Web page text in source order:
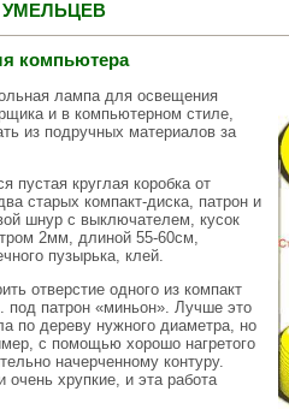
УМЕЛЬЦЕВ
компьютера
лампа для освещения
и в компьютерном стиле,
из подручных материалов за
пустая круглая коробка от
старых компакт-диска, патрон и
шнур с выключателем, кусок
2мм, длиной 55-60см,
пузырька, клей.
отверстие одного из компакт
под патрон «миньон». Лучше это
по дереву нужного диаметра, но
с помощью хорошо нагретого
начерченному контуру.
очень хрупкие, и эта работа